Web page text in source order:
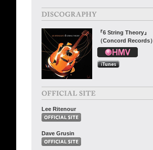
『6 String Theory』
（Concord Records）
Lee Ritenour
Dave Grusin